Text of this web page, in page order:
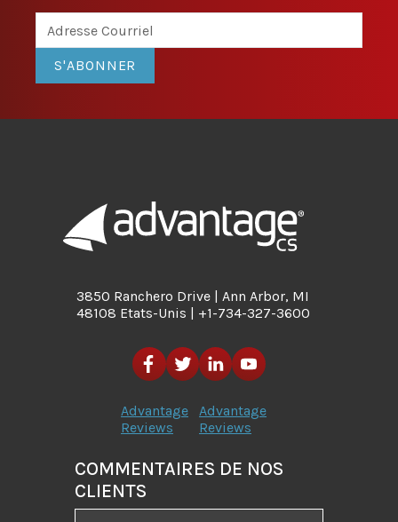
S'ABONNER
3850 Ranchero Drive | Ann Arbor, MI
48108 Etats-Unis | +1-734-327-3600
Advantage
Reviews
Advantage
Reviews
COMMENTAIRES DE NOS
CLIENTS